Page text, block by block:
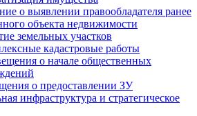
о выявлении правообладателя ранее
объекта недвижимости
земельных участков
кадастровые работы
о начале общественных
о предоставлении ЗУ
инфраструктура и стратегическое